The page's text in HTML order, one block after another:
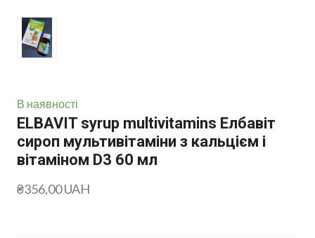
В наявності
ELBAVIT syrup multivitamins Елбавіт
сироп мультивітаміни з кальцієм і
вітаміном D3 60 мл
₴356,00 UAH